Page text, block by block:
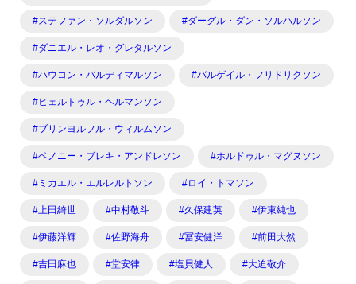
#ステファン・ソルダルソン #ダーグル・ダン・ソルハルソン
#ダニエル・レオ・グレタルソン
#ハウコン・バルディマルソン #バルゲイル・フリドリクソン
#ヒェルトゥル・ヘルマンソン
#ブリンヨルフル・ウィルムソン
#ベノニー・ブレキ・アンドレソン #ホルドゥル・マグヌソン
#ミカエル・エルレルトソン #ロイ・トマソン
#上田綺世 #中村敬斗 #久保建英 #伊東純也
#伊藤洋輝 #佐野海舟 #冨安健洋 #前田大然
#吉田麻也 #堂安律 #塩貝健人 #大迫敬介